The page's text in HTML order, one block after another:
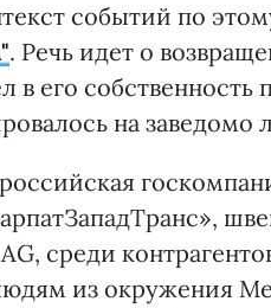
событий по
. Речь идет о
его собственность
на
среди
из окружения